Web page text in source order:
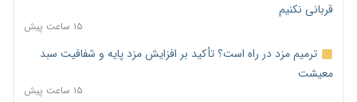
قربانی نکنیم
۱۵ ساعت پیش
ترمیم مزد در راه است؟ تأکید بر افزایش مزد پایه و شفافیت سبد
معیشت
۱۵ ساعت پیش